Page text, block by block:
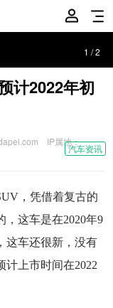
1 /2
计2022年初
汽车资讯
IP属地：
，凭借着复古的
，这车是在2020年9
这车还很新，没有
计上市时间在2022